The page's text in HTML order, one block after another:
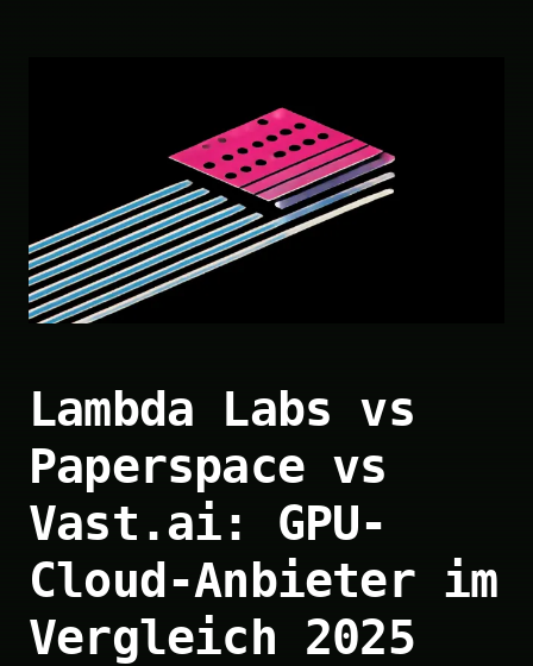
Lambda Labs vs
Paperspace vs
Vast.ai: GPU-
Cloud-Anbieter im
Vergleich 2025